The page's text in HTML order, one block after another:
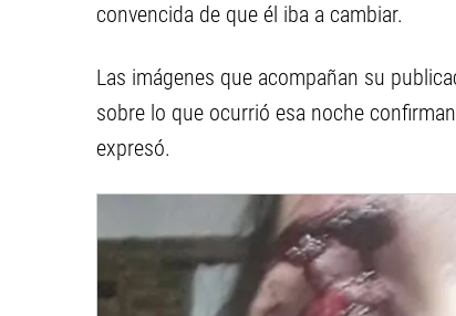
convencida de que él iba a cambiar.
Las imágenes que acompañan su
sobre lo que ocurrió esa noche
expresó.